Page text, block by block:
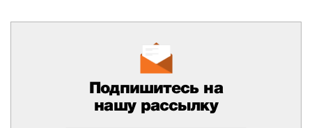
Подпишитесь на
нашу рассылку